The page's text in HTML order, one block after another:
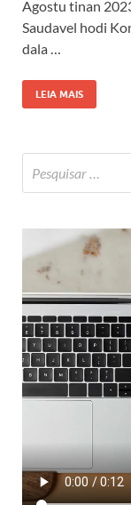
Agostu tinan
Saudavel hodi
dala …
LEIA MAIS